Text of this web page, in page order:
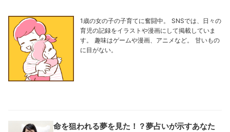
1歳の女の子の子育てに奮闘中。 SNSでは、日々の
育児の記録をイラストや漫画にして掲載していま
す。 趣味はゲームや漫画、アニメなど。 甘いもの
に目がない。
命を狙われる夢を見た！？夢占いが示すあなた